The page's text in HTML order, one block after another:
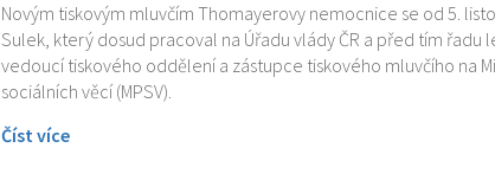
Novým tiskovým mluvčím Thomayerovy nemocnice se od 5.
Sulek, který dosud pracoval na Úřadu vlády ČR a před tím řadu
vedoucí tiskového oddělení a zástupce tiskového mluvčího na
sociálních věcí (MPSV).
Číst více